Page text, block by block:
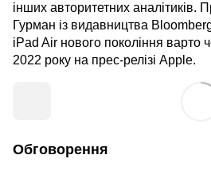
інших авторитетних
Гурман із видавництва
iPad Air нового покоління варто
2022 року на прес-релізі Apple.
Обговорення